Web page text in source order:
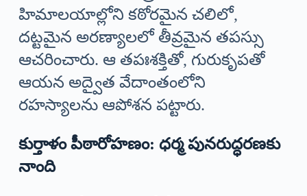
హిమాలయాల్లోని కఠోరమైన చలిలో,
దట్టమైన అరణ్యాలలో తీవ్రమైన తపస్సు
ఆచరించారు. ఆ తపఃశక్తితో, గురుకృపతో
ఆయన అద్వైత వేదాంతంలోని
రహస్యాలను ఆపోశన పట్టారు.
కుర్తాళం పీఠారోహణం: ధర్మ పునరుద్ధరణకు
నాంది